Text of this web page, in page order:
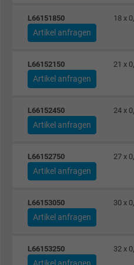
Name c_user,
Anbieter Facebook
Laufzeit 1 Jahr
Zweck
Cookie von
Name datr,
Laufzeit 1 Jahr
Zweck
Cookie
L66151850 18 x
Artikel anfragen
L66152150 21 x
Artikel anfragen
L66152450 24 x
Artikel anfragen
L66152750 27 x
Artikel anfragen
L66153050 30 x
Artikel anfragen
L66153250 32 x
Artikel anfragen